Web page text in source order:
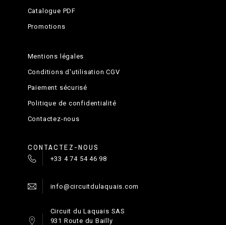
Catalogue PDF
Promotions
Mentions légales
Conditions d'utilisation CGV
Paiement sécurisé
Politique de confidentialité
Contactez-nous
CONTACTEZ-NOUS
+33 4 74 54 46 98
info@circuitdulaquais.com
Circuit du Laquais SAS
931 Route du Bailly